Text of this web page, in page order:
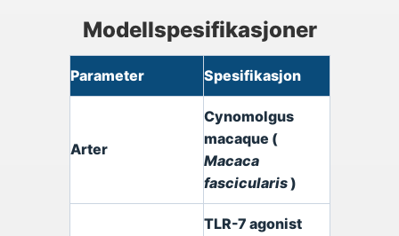
Modellspesifikasjoner
Parameter Spesifikasjon
Arter
Cynomolgus
macaque (
Macaca
fascicularis)
TLR-7 agonist